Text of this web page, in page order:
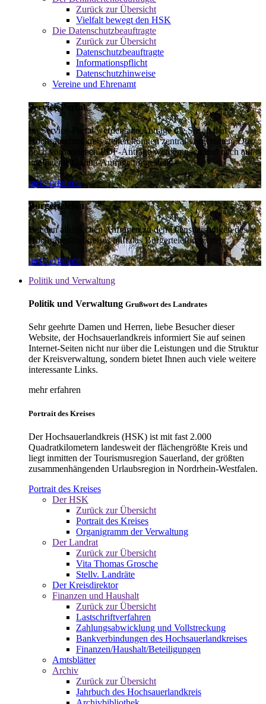
Zurück zur Übersicht
Vielfalt bewegt den HSK
Die Datenschutzbeauftragte
Zurück zur Übersicht
Datenschutzbeauftragte
Informationspflicht
Datenschutzhinweise
Vereine und Ehrenamt
Service-Portal
Im Service-Portal werden alle Anträge die Sie an den
Hochsauerlandkreis stellen können zentral vorgehalten. Die
noch vorhandenen PDF-Anträge werden nach und nach auf
intelligente Online-Anträge umgestellt.
mehr erfahren
Bürgertelefon
Bei den alltäglichen Anfragen zu den Dienstleistungen des
Hochsauerlandkreises hilft das Bürgertelefon weiter.
mehr erfahren
Politik und Verwaltung
Politik und Verwaltung Grußwort des Landrates
Sehr geehrte Damen und Herren, liebe Besucher dieser
Website, der Hochsauerlandkreis informiert Sie auf seinen
Internet-Seiten nicht nur über die Leistungen und die Struktur
der Kreisverwaltung, sondern bietet Ihnen auch viele weitere
interessante Links.
mehr erfahren
Portrait des Kreises
Der Hochsauerlandkreis (HSK) ist mit fast 2.000
Quadratkilometern landesweit der flächengrößte Kreis und
liegt inmitten der Tourismusregion Sauerland, der größten
zusammenhängenden Urlaubsregion in Nordrhein-Westfalen.
Portrait des Kreises
Der HSK
Zurück zur Übersicht
Portrait des Kreises
Organigramm der Verwaltung
Der Landrat
Zurück zur Übersicht
Vita Thomas Grosche
Stellv. Landräte
Der Kreisdirektor
Finanzen und Haushalt
Zurück zur Übersicht
Lastschriftverfahren
Zahlungsabwicklung und Vollstreckung
Bankverbindungen des Hochsauerlandkreises
Finanzen/Haushalt/Beteiligungen
Amtsblätter
Archiv
Zurück zur Übersicht
Jahrbuch des Hochsauerlandkreis